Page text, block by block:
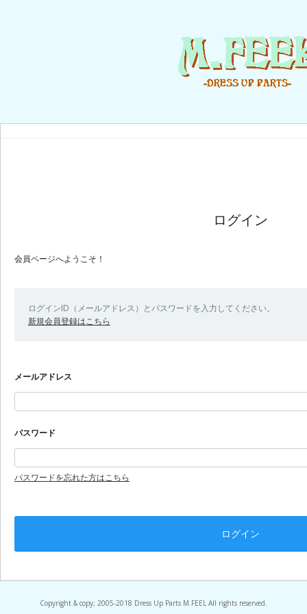
ログイン
会員ページへようこそ！
ログインID（メールアドレス）とパスワードを入力してください。
新規会員登録はこちら
メールアドレス
パスワード
パスワードを忘れた方はこちら
Copyright & copy; 2005-2018 Dress Up Parts M.FEEL All rights reserved.